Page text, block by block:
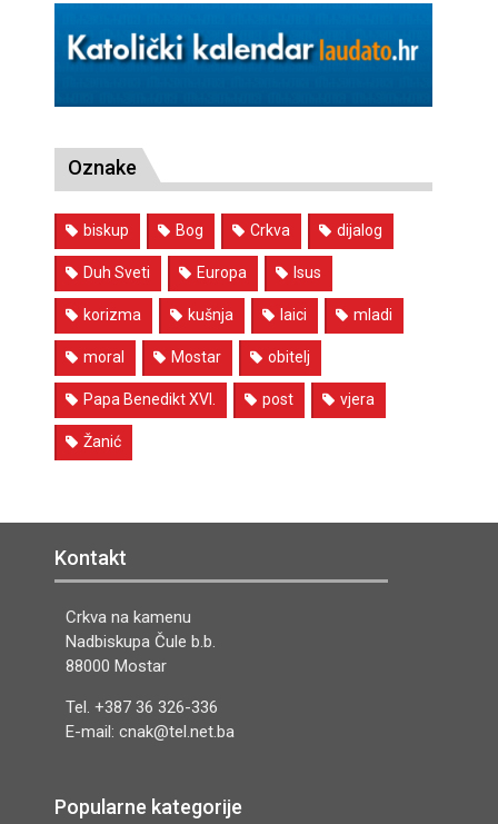
Oznake
biskup Bog Crkva dijalog
Duh Sveti Europa Isus
korizma kušnja laici mladi
moral Mostar obitelj
Papa Benedikt XVI. post vjera
Žanić
Kontakt
Crkva na kamenu
Nadbiskupa Čule b.b.
88000 Mostar
Tel. +387 36 326-336
E-mail: cnak@tel.net.ba
Popularne kategorije